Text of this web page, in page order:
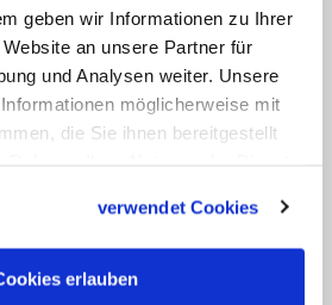
geben wir Informationen zu Ihrer
an unsere Partner für
und Analysen weiter. Unsere
möglicherweise mit
die Sie ihnen bereitgestellt
verwendet Cookies
erlauben
müssen sich der Frage
Gefahr des geistliches
Längst gibt es neben
Projekte, in denen sich
mit Strukturen